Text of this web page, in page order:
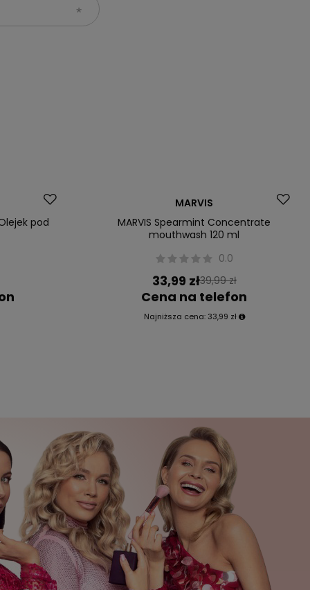
pod
MARVIS
MARVIS Spearmint Concentrate
mouthwash 120 ml
0.0
33,99 zł39,99 zł
Cena na telefon
Najniższa cena: 33,99 zł